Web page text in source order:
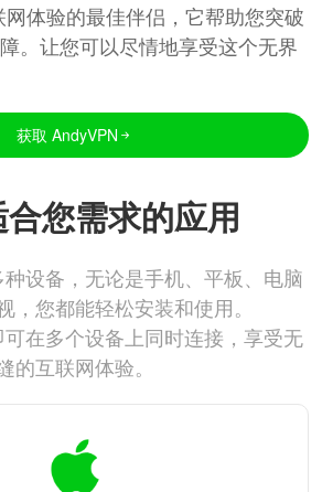
体验的最佳伴侣，它帮助您突破
。让您可以尽情地享受这个无界
获取 AndyVPN
您需求的应用
设备，无论是手机、平板、电脑
，您都能轻松安装和使用。
在多个设备上同时连接，享受无
的互联网体验。